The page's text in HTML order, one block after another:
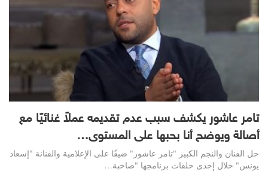
تامر عاشور يكشف سبب عدم تقديمه عملاً غنائيًا مع
أصالة ويوضح أنا بحبها على المستوى…
حل الفنان والنجم الكبير "تامر عاشور" ضيفًا على الإعلامية والفنانة "إسعاد
يونس" خلال إحدى حلقات برنامجها "صاحبة…